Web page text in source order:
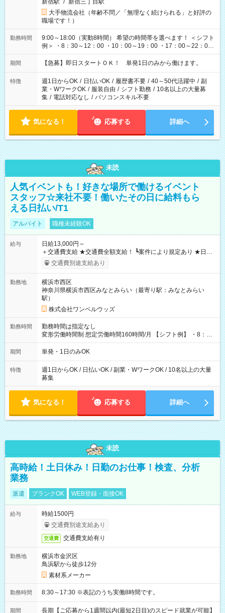
新宿駅 / 新宿三丁目駅
大手物流会社（年齢不問／「無理なく続けられる」と好評の
職場です！）
勤務時間
9:00～18:00（実動8時間） 希望の時間帯を選べます！ ＜シフト
例＞ ・8：30～12：00 ・10：00～19：00 ・17：00～22：00
・13：00～22：00 ・22：00～翌6：00 など
期間 【急募】即日スタートＯＫ！ 単発1日のみから働けます。
特徴 週1日からOK / 日払いOK / 履歴書不要 / 40～50代活躍中 / 副
業・WワークOK / 服装自由 / シフト勤務 / 10名以上の大量募
集 / 電話対応なし / パソコンスキル不要
気になる！ 応募する 詳細へ
未読
人気イベントも！好きな場所で働けるイベント
スタッフ☆来社不要！働いたその日に給料もら
える日払い/T1
アルバイト 職種未経験OK
給与
日給13,000円～
＋交通費支給 ★交通費全額支給！ ┗案件により規定あり ★日払
いOK！（規定あり） ┗働いたその日に現金GET♪ お仕事後はコ
ンビニATMから 日払い分を引き落とせます！ 【試用期間】試
交通費別途支給あり
勤務地
横浜市西区
神奈川県横浜市西区みなとみらい（最寄り駅：みなとみらい
駅）
株式会社ワンベルウッズ
勤務時間
勤務時間は指定なし
変形労働時間制 想定労働時間160時間/月 【シフト例】 ・8：00
～21：00
期間 単発・1日のみOK
特徴
週1日からOK / 日払いOK / 副業・WワークOK / 10名以上の大量
募集
気になる！ 応募する 詳細へ
未読
高時給！土日休み！日勤のお仕事！検査、分析
業務
派遣 ブランクOK WEB登録・面接OK
給与
時給1500円
交通費別途支給あり
交通費 交通費支給有り
勤務地
横浜市金沢区
鳥浜駅から徒歩12分
素材系メーカー
勤務時間 8:30～17:30 ※表記のうち実働8時間です。
期間
長期【ご応募から1週間以内(最短2日目)のスピード就業が可能】